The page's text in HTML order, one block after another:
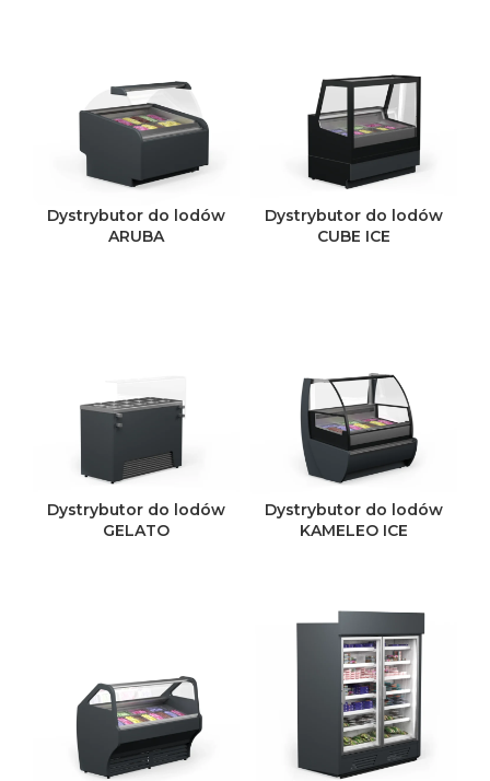
Dystrybutor do lodów
ARUBA
Dystrybutor do lodów
CUBE ICE
Dystrybutor do lodów
GELATO
Dystrybutor do lodów
KAMELEO ICE